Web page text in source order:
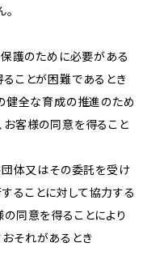
保護のために必要がある
ことが困難であるとき
健全な育成の推進のため
お客様の同意を得ること
団体又はその委託を受け
ることに対して協力する
同意を得ることにより
それがあるとき